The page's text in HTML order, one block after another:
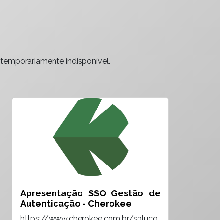
indisponível.
Apresentação SSO Gestão de
Autenticação - Cherokee